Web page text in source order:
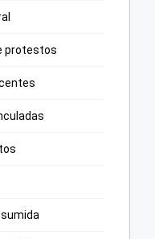
protestos